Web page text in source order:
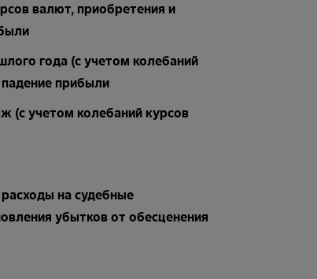
валют, приобретения и
года (с учетом колебаний
прибыли
(с учетом колебаний курсов
на судебные
убытков от обесценения